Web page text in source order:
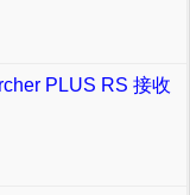
PLUS RS 接收